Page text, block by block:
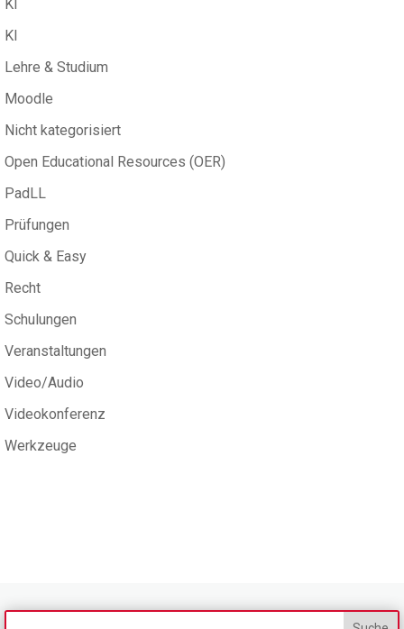
KI
KI
Lehre & Studium
Moodle
Nicht kategorisiert
Open Educational Resources (OER)
PadLL
Prüfungen
Quick & Easy
Recht
Schulungen
Veranstaltungen
Video/Audio
Videokonferenz
Werkzeuge